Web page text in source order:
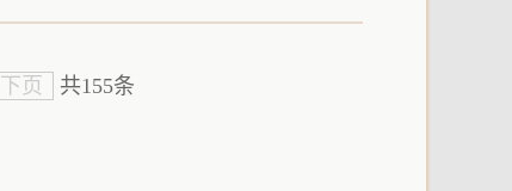
下页 共155条